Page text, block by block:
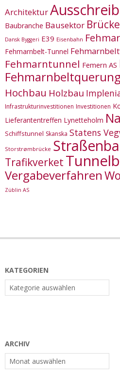
Architektur
Baubranche Bausektor
Dansk Byggeri E39 Eisenbahn
Fehmarnbelt-Tunnel
Fehmarntunnel Femern AS
Fehmarnbeltquerung
Hochbau Holzbau
Infrastrukturinvestitionen Investitionen
Lieferantentreffen Lynetteholm
Schiffstunnel Skanska Statens
Storstrømbrücke
Trafikverket
Vergabeverfahren
Züblin AS
KATEGORIEN
Kategorien
ARCHIV
Archiv